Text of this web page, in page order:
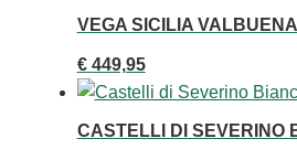
VEGA SICILIA
€449,95
CASTELLI DI SEVERINO